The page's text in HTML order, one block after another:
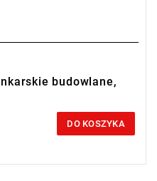
budowlane,
DO KOSZYKA